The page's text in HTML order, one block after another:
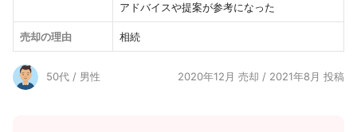
アドバイスや提案が参考になった
売却の理由 相続
50代 / 男性 2020年12月 売却 / 2021年8月 投稿